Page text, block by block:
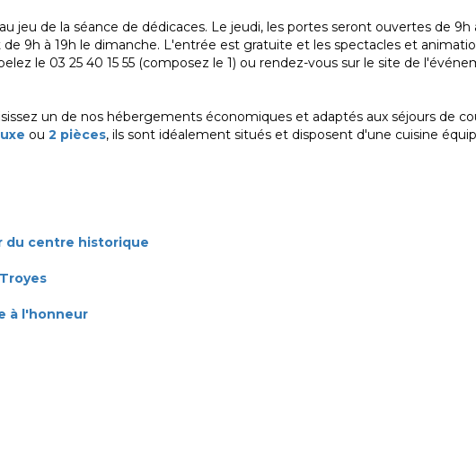
jeu de la séance de dédicaces. Le jeudi, les portes seront ouvertes de 9h
9h à 19h le dimanche. L'entrée est gratuite et les spectacles et
le 03 25 40 15 55 (composez le 1) ou rendez-vous sur le site de
un de nos hébergements économiques et adaptés aux séjours de
ou 2 pièces, ils sont idéalement situés et disposent d'une cuisine
du centre historique
à l'honneur